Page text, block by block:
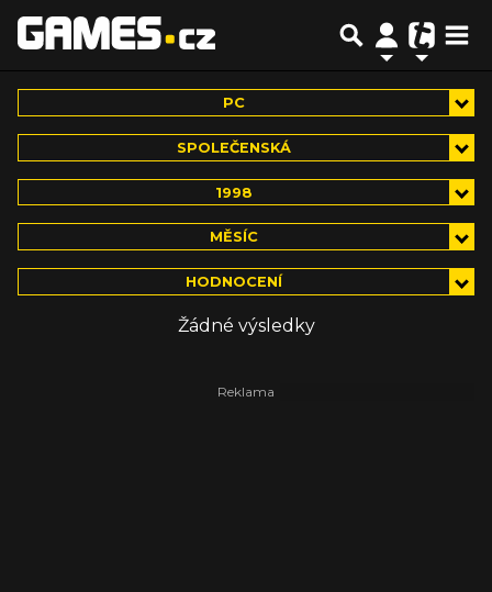
PC
SPOLEČENSKÁ
1998
MĚSÍC
HODNOCENÍ
Žádné výsledky